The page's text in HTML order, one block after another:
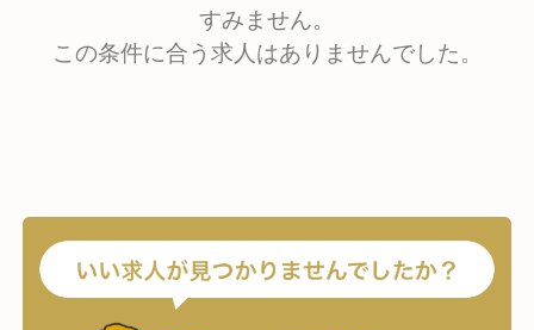
すみません。
この条件に合う求人はありませんでした。